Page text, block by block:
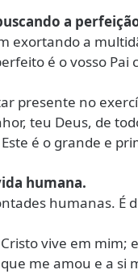
a
exortando a
é o vosso Pai
presente no
teu Deus, de
é o grande e
humana.
humanas. É
vive em mim;
me amou e a si